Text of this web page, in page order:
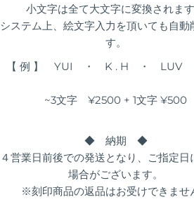
小文字は全て大文字に変換されます
ステム上、絵文字入力を頂いても自動
す。
【 例 】 YUI ・ K . H ・ LUV
~3文字 ¥2500 + 1文字 ¥500
◆ 納期 ◆
営業日前後での発送となり、ご指定日
場合がございます。
※刻印商品の返品はお受けできませ